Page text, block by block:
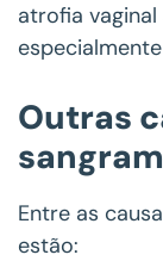
atrofia vaginal
Outras
Entre as
estão: